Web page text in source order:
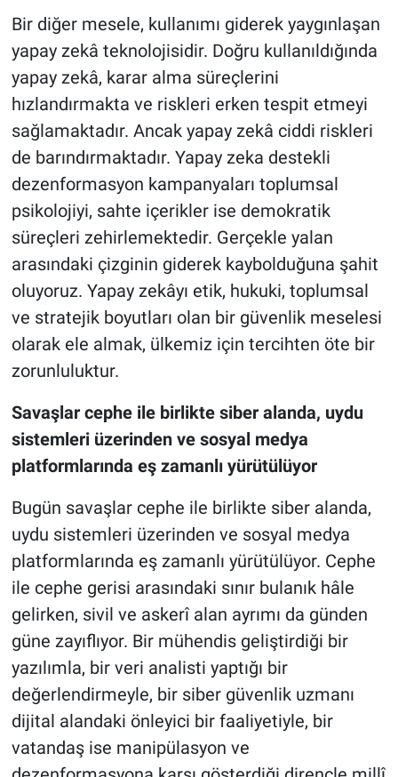
Bir diğer mesele, kullanımı giderek yaygınlaşan
yapay zekâ teknolojisidir. Doğru kullanıldığında
yapay zekâ, karar alma süreçlerini
hızlandırmakta ve riskleri erken tespit etmeyi
sağlamaktadır. Ancak yapay zekâ ciddi riskleri
de barındırmaktadır. Yapay zeka destekli
dezenformasyon kampanyaları toplumsal
psikolojiyi, sahte içerikler ise demokratik
süreçleri zehirlemektedir. Gerçekle yalan
arasındaki çizginin giderek kaybolduğuna şahit
oluyoruz. Yapay zekâyı etik, hukuki, toplumsal
ve stratejik boyutları olan bir güvenlik meselesi
olarak ele almak, ülkemiz için tercihten öte bir
zorunluluktur.
Savaşlar cephe ile birlikte siber alanda, uydu
sistemleri üzerinden ve sosyal medya
platformlarında eş zamanlı yürütülüyor
Bugün savaşlar cephe ile birlikte siber alanda,
uydu sistemleri üzerinden ve sosyal medya
platformlarında eş zamanlı yürütülüyor. Cephe
ile cephe gerisi arasındaki sınır bulanık hâle
gelirken, sivil ve askerî alan ayrımı da günden
güne zayıflıyor. Bir mühendis geliştirdiği bir
yazılımla, bir veri analisti yaptığı bir
değerlendirmeyle, bir siber güvenlik uzmanı
dijital alandaki önleyici bir faaliyetiyle, bir
vatandaş ise manipülasyon ve